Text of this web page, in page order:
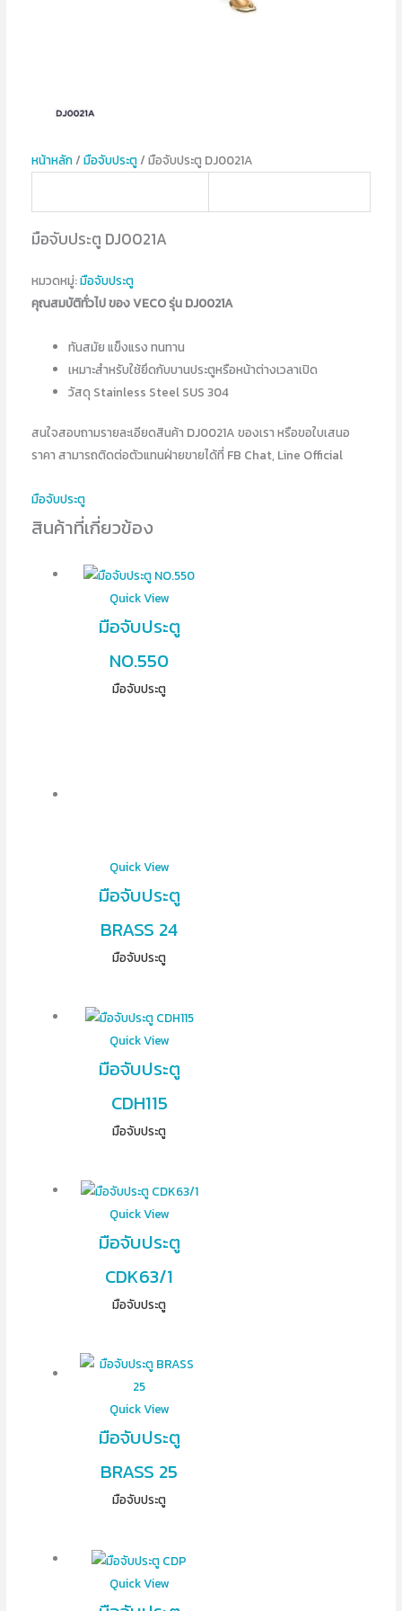
หน้าหลัก/ มือจับประตู/ มือจับประตู DJ0021A
มือจับประตู DJ0021A
หมวดหมู่:มือจับประตู
คุณสมบัติทั่วไป ของ VECO รุ่น DJ0021A
ทันสมัย แข็งแรง ทนทาน
เหมาะสำหรับใช้ยึดกับบานประตูหรือหน้าต่างเวลาเปิด
วัสดุ Stainless Steel SUS 304
สนใจสอบถามรายละเอียดสินค้า DJ0021A ของเรา หรือขอใบเสนอ
ราคา สามารถติดต่อตัวแทนฝ่ายขายได้ที่ FB Chat, Line Official
มือจับประตู
สินค้าที่เกี่ยวข้อง
Quick View
มือจับประตู
NO.550
มือจับประตู
Quick View
มือจับประตู
BRASS 24
มือจับประตู
Quick View
มือจับประตู
CDH115
มือจับประตู
Quick View
มือจับประตู
CDK63/1
มือจับประตู
Quick View
มือจับประตู
BRASS 25
มือจับประตู
Quick View